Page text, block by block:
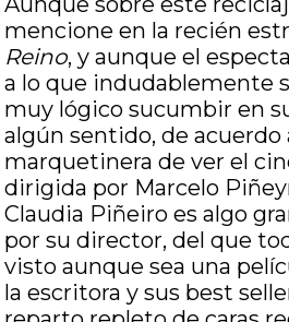
mencione en la recién
Reino, y aunque el
a lo que indudablemente
muy lógico sucumbir en
algún sentido, de acuerdo
marquetinera de ver el
dirigida por Marcelo
Claudia Piñeiro es algo
por su director, del que
visto aunque sea una
la escritora y sus best